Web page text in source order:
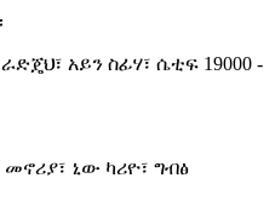
አይን ስፊሃ፣ ሴቲፍ 19000 -
መኖሪያ፣ ኒው ካሪዮ፣ ግብፅ